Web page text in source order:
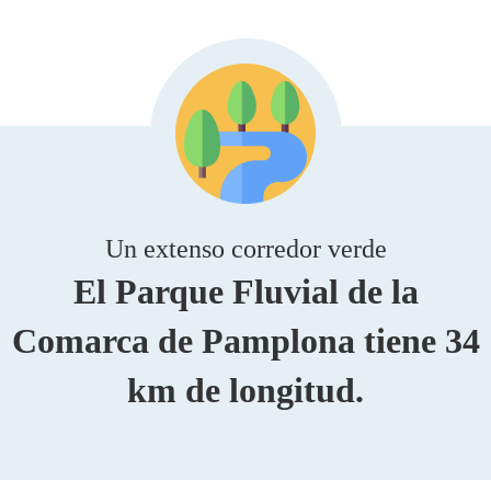
Un extenso corredor verde
El Parque Fluvial de la
Comarca de Pamplona tiene 34
km de longitud.